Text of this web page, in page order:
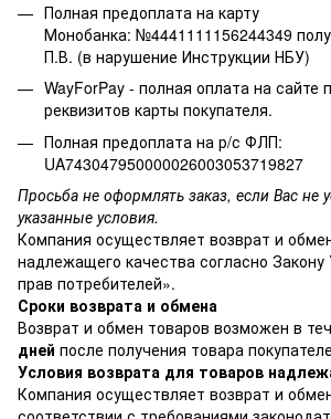
Полная предоплата на карту
Монобанка: №4441111156244349
П.В. (в нарушение Инструкции НБУ)
WayForPay - полная оплата на сайте
реквизитов карты покупателя.
Полная предоплата на р/с ФЛП:
UA743047950000026003053719827
Просьба не оформлять заказ, если Вас не
указанные условия.
Компания осуществляет возврат и
надлежащего качества согласно Закону
прав потребителей».
Сроки возврата и обмена
Возврат и обмен товаров возможен в
дней после получения товара
Условия возврата для товаров
Компания осуществляет возврат и